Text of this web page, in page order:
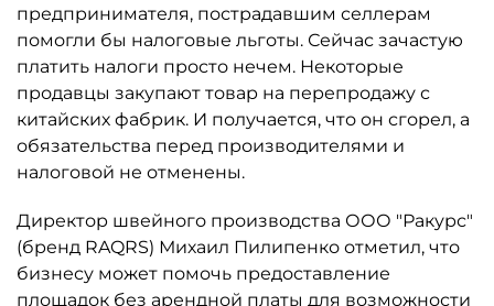
предпринимателя, пострадавшим селлерам
помогли бы налоговые льготы. Сейчас зачастую
платить налоги просто нечем. Некоторые
продавцы закупают товар на перепродажу с
китайских фабрик. И получается, что он сгорел, а
обязательства перед производителями и
налоговой не отменены.
Директор швейного производства ООО "Ракурс"
(бренд RAQRS) Михаил Пилипенко отметил, что
бизнесу может помочь предоставление
площадок без арендной платы для возможности